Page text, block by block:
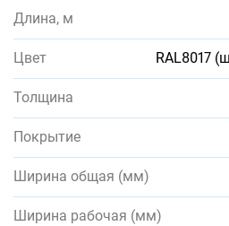
Длина, м
Цвет RAL8017
Толщина
Покрытие
Ширина общая (мм)
Ширина рабочая (мм)